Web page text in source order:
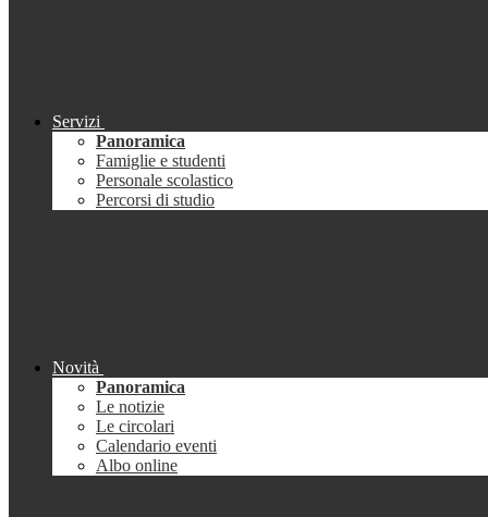
Servizi
Panoramica
Famiglie e studenti
Personale scolastico
Percorsi di studio
Novità
Panoramica
Le notizie
Le circolari
Calendario eventi
Albo online